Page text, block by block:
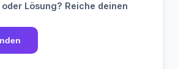
Lösung? Reiche deinen
senden